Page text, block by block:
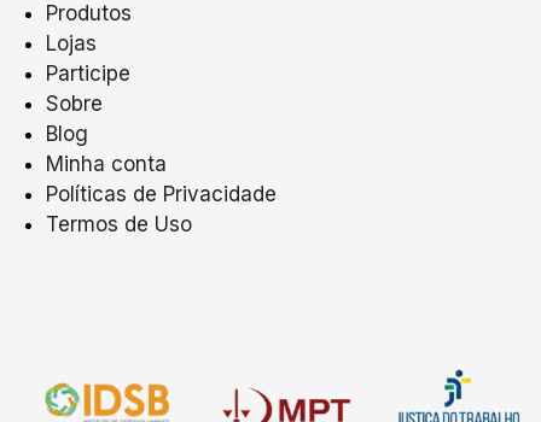
Produtos
Lojas
Participe
Sobre
Blog
Minha conta
Políticas de Privacidade
Termos de Uso